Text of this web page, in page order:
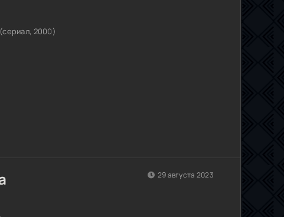
2000)
29 августа 2023